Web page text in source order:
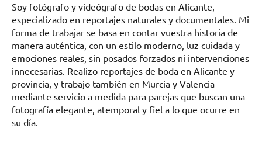
Soy fotógrafo y videógrafo de bodas en Alicante,
especializado en reportajes naturales y documentales. Mi
forma de trabajar se basa en contar vuestra historia de
manera auténtica, con un estilo moderno, luz cuidada y
emociones reales, sin posados forzados ni intervenciones
innecesarias. Realizo reportajes de boda en Alicante y
provincia, y trabajo también en Murcia y Valencia
mediante servicio a medida para parejas que buscan una
fotografía elegante, atemporal y fiel a lo que ocurre en
su día.